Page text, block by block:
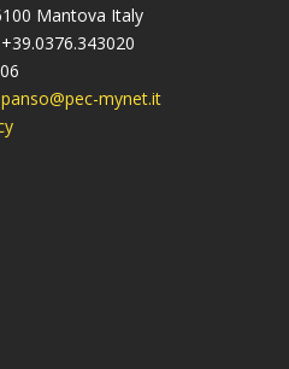
Mantova Italy
mynet.it